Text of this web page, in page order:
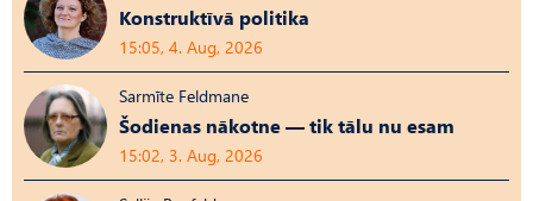
Konstruktīvā politika
15:05, 4. Aug, 2026
Sarmīte Feldmane
Šodienas nākotne — tik tālu nu esam
15:02, 3. Aug, 2026